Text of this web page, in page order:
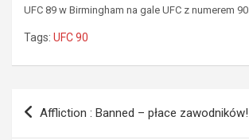
UFC 89 w Birmingham na gale UFC z numerem 90.
Tags: UFC 90
Nawigacja
Affliction : Banned – płace zawodników!